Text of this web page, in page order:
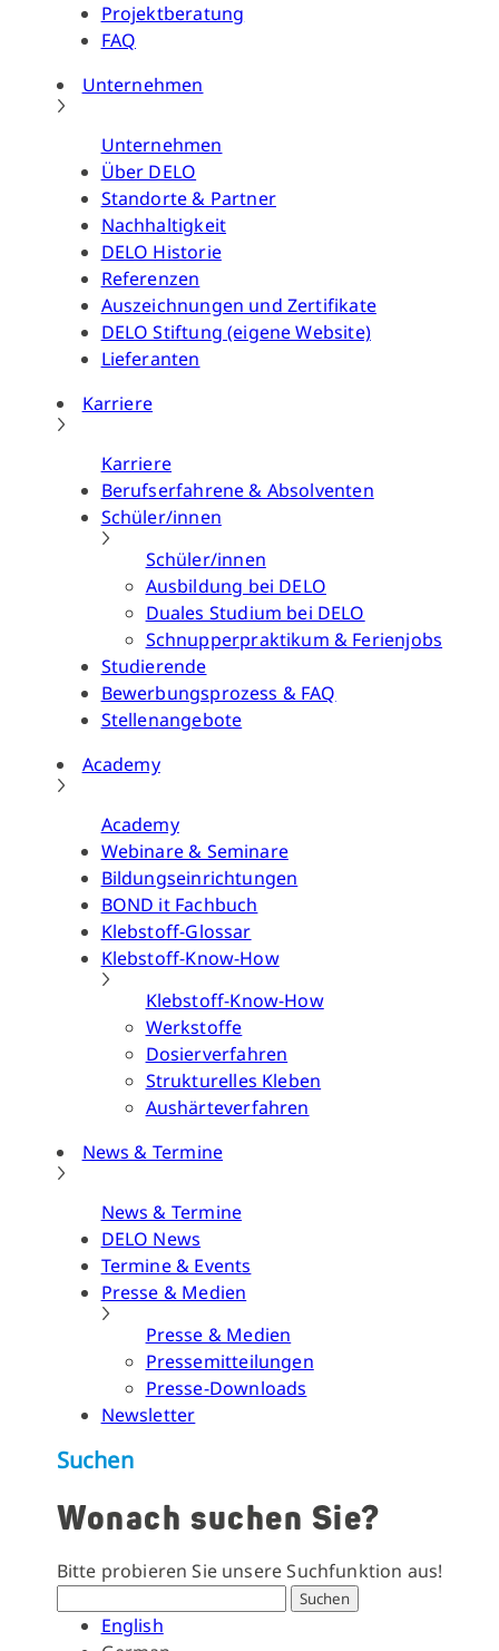
Projektberatung
FAQ
Unternehmen
Unternehmen
Über DELO
Standorte & Partner
Nachhaltigkeit
DELO Historie
Referenzen
Auszeichnungen und Zertifikate
DELO Stiftung (eigene Website)
Lieferanten
Karriere
Karriere
Berufserfahrene & Absolventen
Schüler/innen
Schüler/innen
Ausbildung bei DELO
Duales Studium bei DELO
Schnupperpraktikum & Ferienjobs
Studierende
Bewerbungsprozess & FAQ
Stellenangebote
Academy
Academy
Webinare & Seminare
Bildungseinrichtungen
BOND it Fachbuch
Klebstoff-Glossar
Klebstoff-Know-How
Klebstoff-Know-How
Werkstoffe
Dosierverfahren
Strukturelles Kleben
Aushärteverfahren
News & Termine
News & Termine
DELO News
Termine & Events
Presse & Medien
Presse & Medien
Pressemitteilungen
Presse-Downloads
Newsletter
Suchen
Wonach suchen Sie?
Bitte probieren Sie unsere Suchfunktion aus!
Suchen
English